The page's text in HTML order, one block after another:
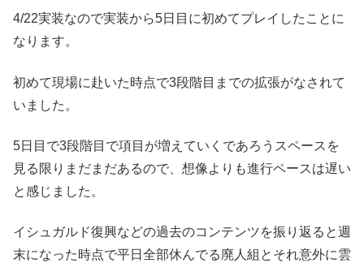
4/22実装なので実装から5日目に初めてプレイしたことに
なります。
初めて現場に赴いた時点で3段階目までの拡張がなされて
いました。
5日目で3段階目で項目が増えていくであろうスペースを
見る限りまだまだあるので、想像よりも進行ペースは遅い
と感じました。
イシュガルド復興などの過去のコンテンツを振り返ると週
末になった時点で平日全部休んでる廃人組とそれ意外に雲